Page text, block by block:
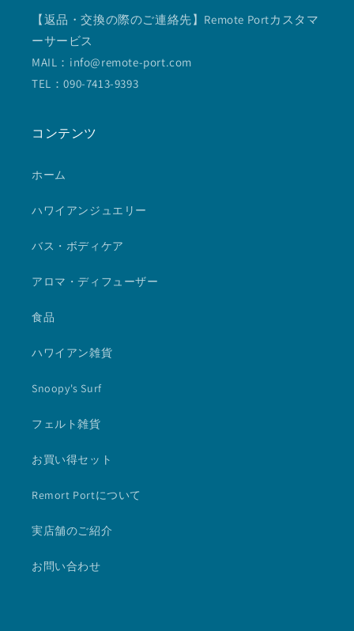
【返品・交換の際のご連絡先】Remote Portカスタマ
ーサービス
MAIL：info@remote-port.com
TEL：090-7413-9393
コンテンツ
ホーム
ハワイアンジュエリー
バス・ボディケア
アロマ・ディフューザー
食品
ハワイアン雑貨
Snoopy's Surf
フェルト雑貨
お買い得セット
Remort Portについて
実店舗のご紹介
お問い合わせ